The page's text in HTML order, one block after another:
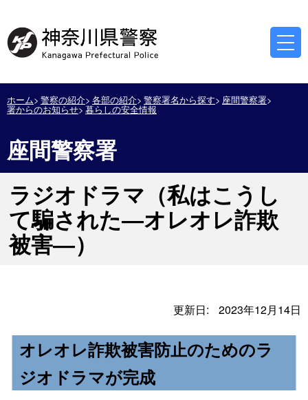
ホーム 警察の紹介 各部の紹介 警察署名から探す 座間警察署
署からのお知らせ 暮らしの安全情報
座間警察署
ラジオドラマ（私はこうし
て騙された―オレオレ詐欺
被害―）
更新日: 2023年12月14日
オレオレ詐欺被害防止のためのラ
ジオドラマが完成